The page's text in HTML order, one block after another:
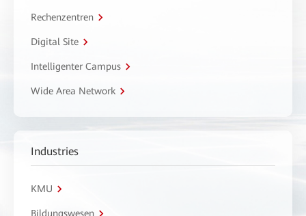
Rechenzentren
Digital Site
Intelligenter Campus
Wide Area Network
Industries
KMU
Bildungswesen